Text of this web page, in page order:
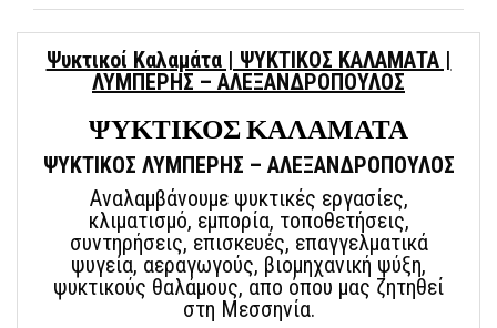
Ψυκτικοί Καλαμάτα | ΨΥΚΤΙΚΟΣ ΚΑΛΑΜΑΤΑ |
ΛΥΜΠΕΡΗΣ – ΑΛΕΞΑΝΔΡΟΠΟΥΛΟΣ
ΨΥΚΤΙΚΟΣ ΚΑΛΑΜΑΤΑ
ΨΥΚΤΙΚΟΣ ΛΥΜΠΕΡΗΣ – ΑΛΕΞΑΝΔΡΟΠΟΥΛΟΣ
Αναλαμβάνουμε ψυκτικές εργασίες,
κλιματισμό, εμπορία, τοποθετήσεις,
συντηρήσεις, επισκευές, επαγγελματικά
ψυγεία, αεραγωγούς, βιομηχανική ψύξη,
ψυκτικούς θαλάμους, απο όπου μας ζητηθεί
στη Μεσσηνία.